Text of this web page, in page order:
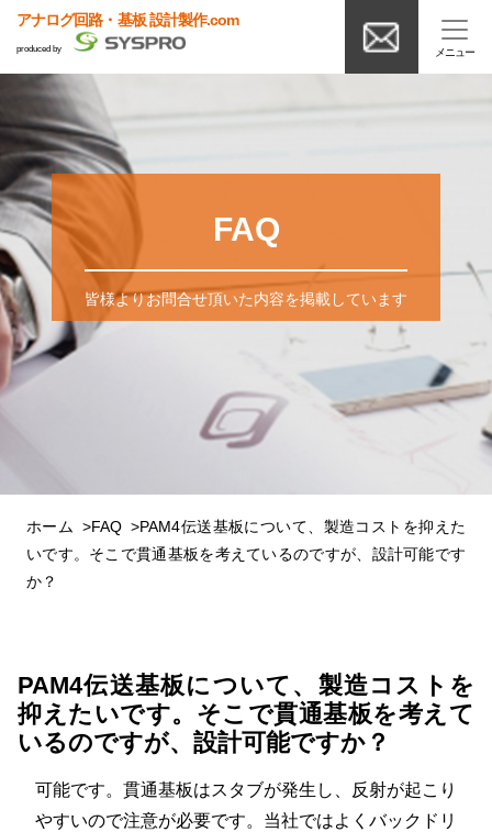
アナログ回路・基板 設計製作.com
produced by
FAQ
皆様よりお問合せ頂いた内容を掲載しています
ホーム FAQ
PAM4伝送基板について、製造コストを抑えた
いです。そこで貫通基板を考えているのですが、設計可能です
か？
PAM4伝送基板について、製造コストを
抑えたいです。そこで貫通基板を考えて
いるのですが、設計可能ですか？
可能です。貫通基板はスタブが発生し、反射が起こり
やすいので注意が必要です。当社ではよくバックドリ